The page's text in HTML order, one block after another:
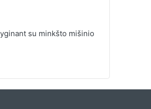
su minkšto mišinio